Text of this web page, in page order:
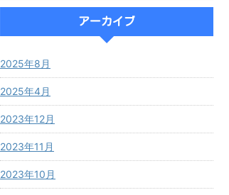
アーカイブ
2025年8月
2025年4月
2023年12月
2023年11月
2023年10月